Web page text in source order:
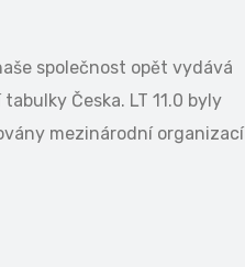
společnost opět vydává
Česka. LT 11.0 byly
mezinárodní organizací